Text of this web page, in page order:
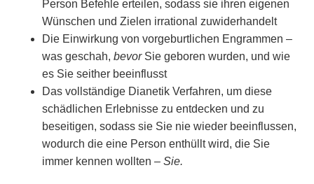
Person Befehle erteilen, sodass sie ihren eigenen
Wünschen und Zielen irrational zuwiderhandelt
Die Einwirkung von vorgeburtlichen Engrammen –
was geschah, bevorSie geboren wurden, und wie
es Sie seither beeinflusst
Das vollständige Dianetik Verfahren, um diese
schädlichen Erlebnisse zu entdecken und zu
beseitigen, sodass sie Sie nie wieder beeinflussen,
wodurch die eine Person enthüllt wird, die Sie
immer kennen wollten – Sie.